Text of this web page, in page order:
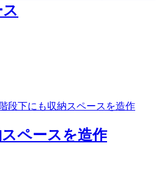
ペースを造作